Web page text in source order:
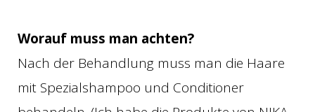
Worauf muss man achten?
Nach der Behandlung muss man die Haare
mit Spezialshampoo und Conditioner